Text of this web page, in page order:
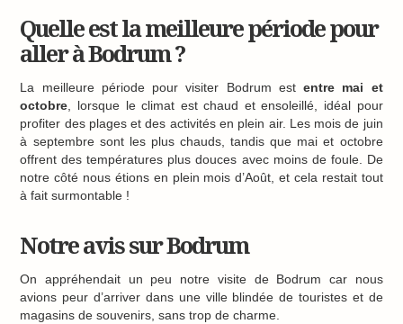
Quelle est la meilleure période pour
aller à Bodrum ?
La meilleure période pour visiter Bodrum estentre mai et
octobre , lorsque le climat est chaud et ensoleillé, idéal pour
profiter des plages et des activités en plein air. Les mois de juin
à septembre sont les plus chauds, tandis que mai et octobre
offrent des températures plus douces avec moins de foule. De
notre côté nous étions en plein mois d’Août, et cela restait tout
à fait surmontable !
Notre avis sur Bodrum
On appréhendait un peu notre visite de Bodrum car nous
avions peur d’arriver dans une ville blindée de touristes et de
magasins de souvenirs, sans trop de charme.